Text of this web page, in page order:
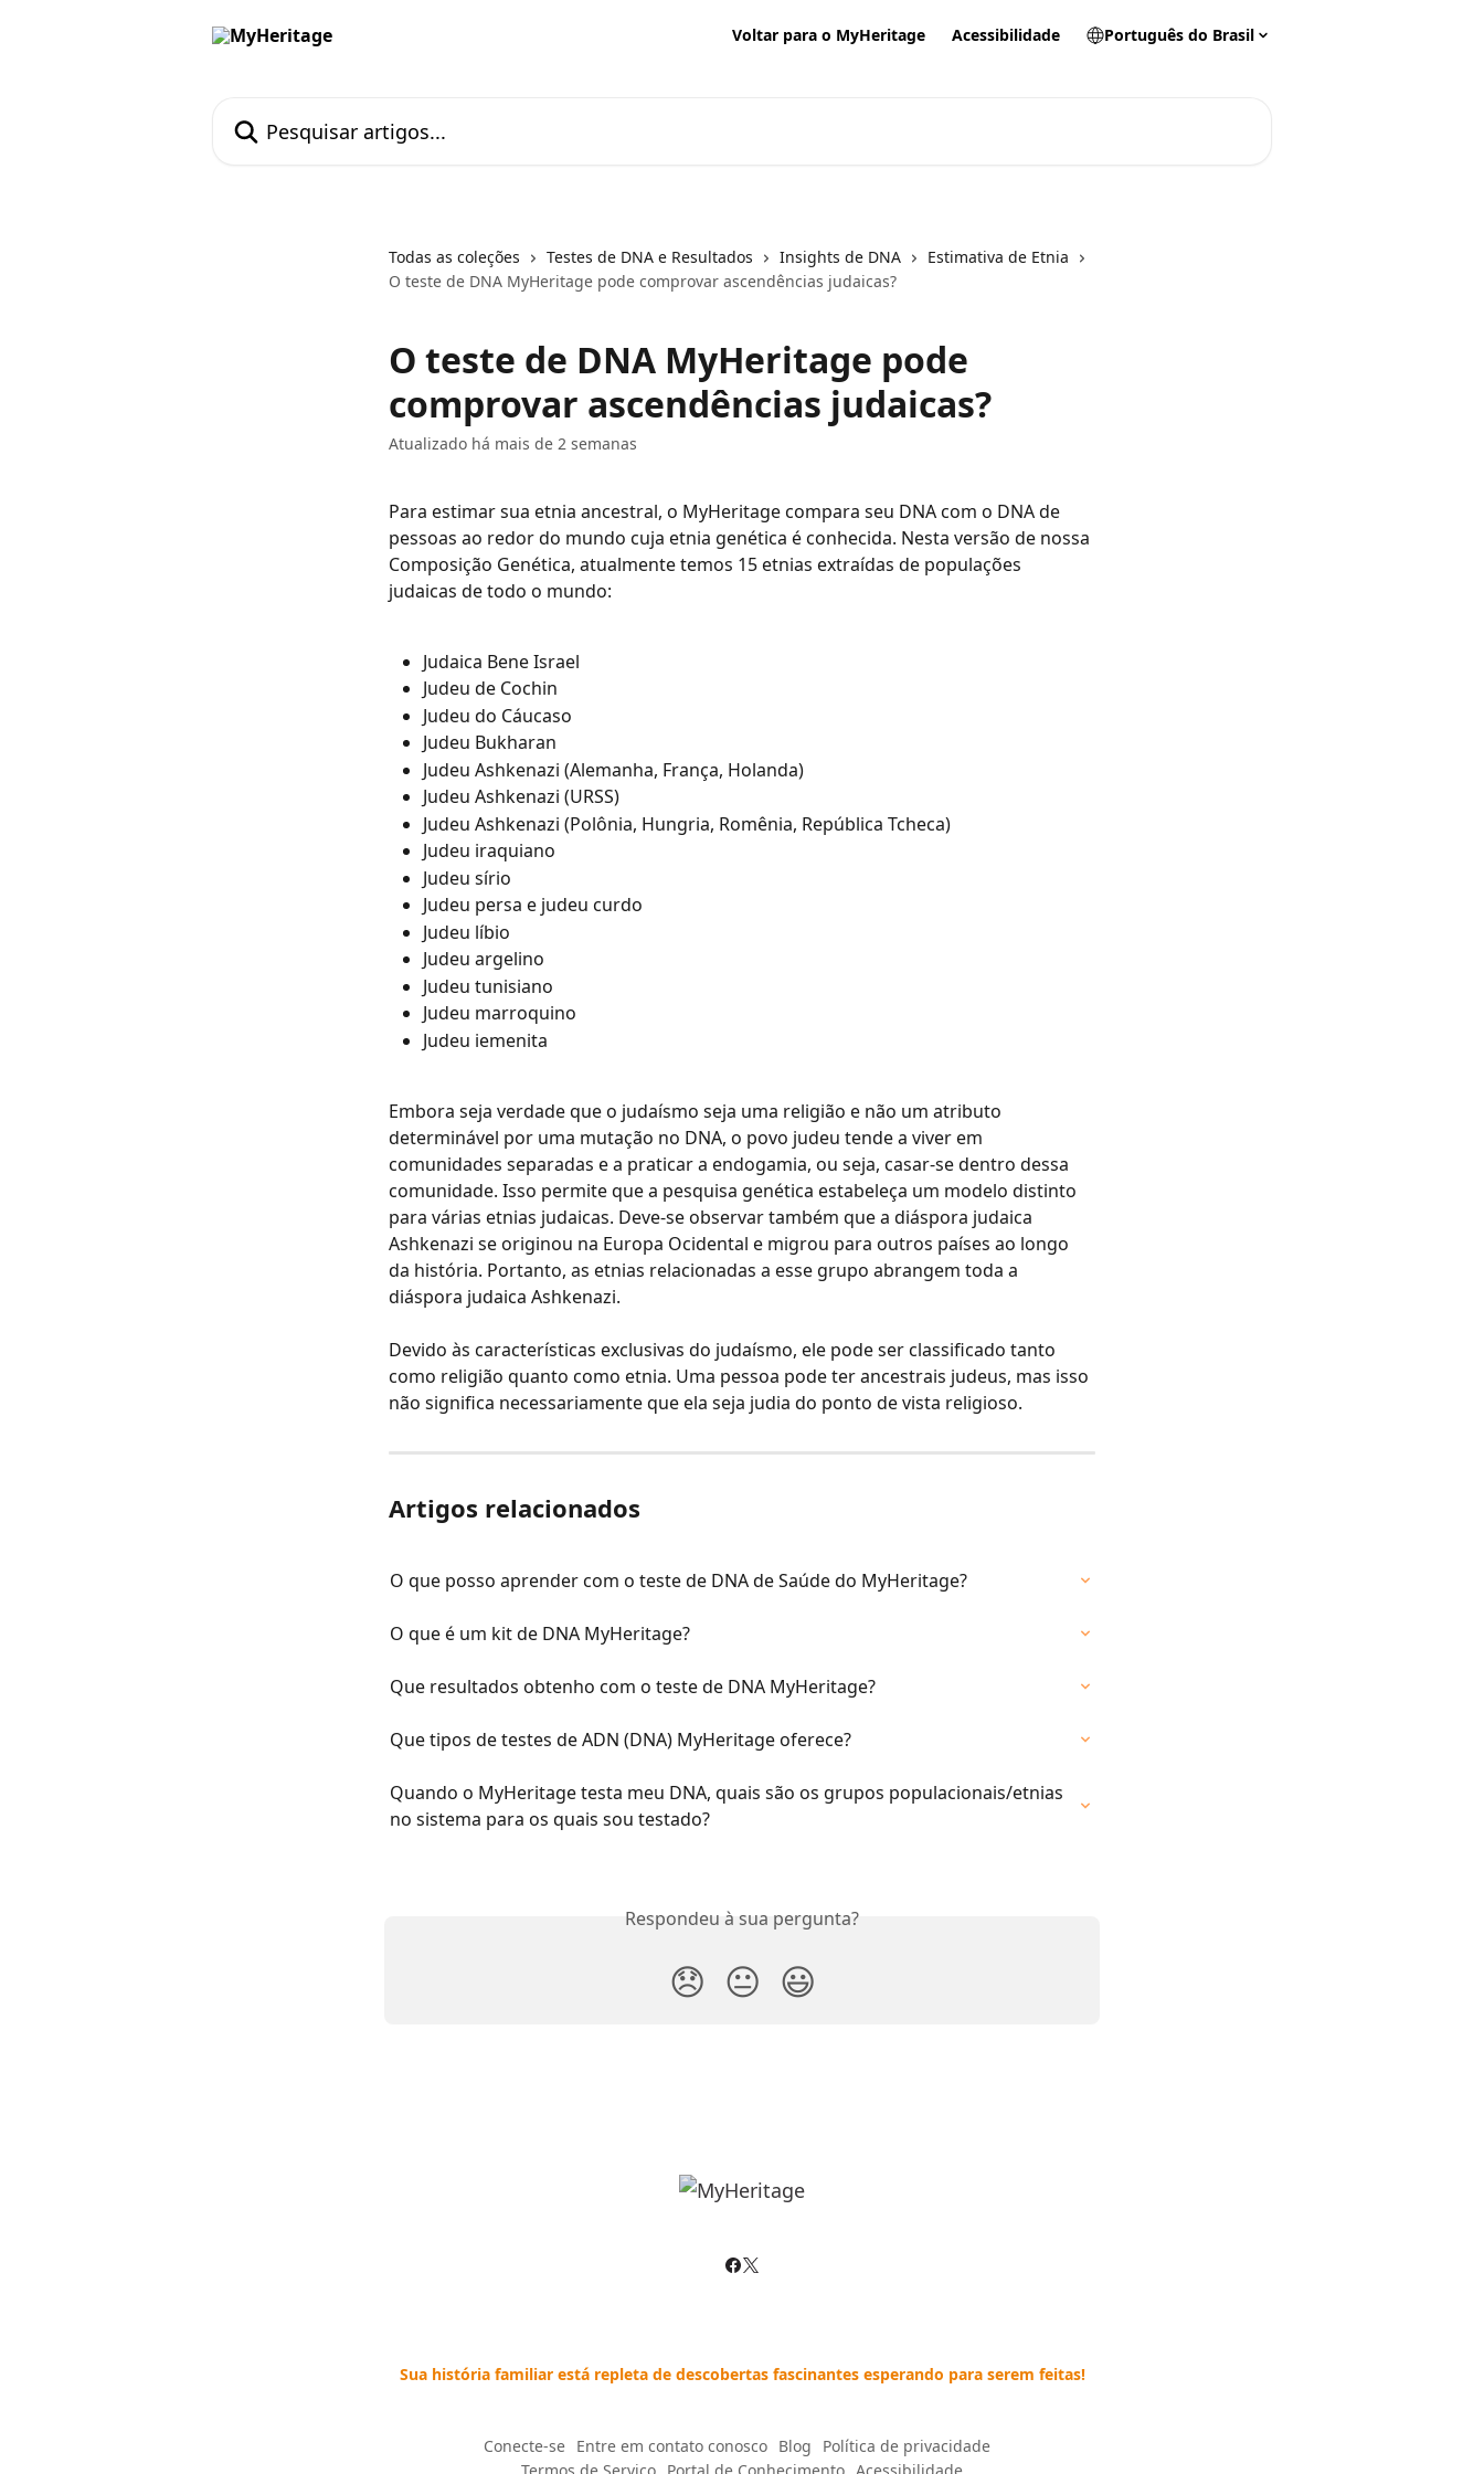
Voltar para o MyHeritage Acessibilidade Português do Brasil
Todas as coleções Testes de DNA e Resultados Insights de DNA
Estimativa de Etnia
O teste de DNA MyHeritage pode comprovar ascendências judaicas?
O teste de DNA MyHeritage pode
comprovar ascendências judaicas?
Atualizado há mais de 2 semanas
Para estimar sua etnia ancestral, o MyHeritage compara seu DNA com o DNA de
pessoas ao redor do mundo cuja etnia genética é conhecida. Nesta versão de nossa
Composição Genética, atualmente temos 15 etnias extraídas de populações
judaicas de todo o mundo:
Judaica Bene Israel
​Judeu de Cochin
Judeu do Cáucaso
​Judeu Bukharan
Judeu Ashkenazi (Alemanha, França, Holanda)
Judeu Ashkenazi (URSS)
Judeu Ashkenazi (Polônia, Hungria, Romênia, República Tcheca)
Judeu iraquiano​
Judeu sírio
​Judeu persa e judeu curdo
Judeu líbio
​Judeu argelino
Judeu tunisiano
Judeu marroquino
​Judeu iemenita
Embora seja verdade que o judaísmo seja uma religião e não um atributo
determinável por uma mutação no DNA, o povo judeu tende a viver em
comunidades separadas e a praticar a endogamia, ou seja, casar-se dentro dessa
comunidade. Isso permite que a pesquisa genética estabeleça um modelo distinto
para várias etnias judaicas. Deve-se observar também que a diáspora judaica
Ashkenazi se originou na Europa Ocidental e migrou para outros países ao longo
da história. Portanto, as etnias relacionadas a esse grupo abrangem toda a
diáspora judaica Ashkenazi.
Devido às características exclusivas do judaísmo, ele pode ser classificado tanto
como religião quanto como etnia. Uma pessoa pode ter ancestrais judeus, mas isso
não significa necessariamente que ela seja judia do ponto de vista religioso.
Artigos relacionados
O que posso aprender com o teste de DNA de Saúde do MyHeritage?
O que é um kit de DNA MyHeritage?
Que resultados obtenho com o teste de DNA MyHeritage?
Que tipos de testes de ADN (DNA) MyHeritage oferece?
Quando o MyHeritage testa meu DNA, quais são os grupos populacionais/etnias
no sistema para os quais sou testado?
Respondeu à sua pergunta?
😞 😐 😃
Sua história familiar está repleta de descobertas fascinantes esperando para serem feitas!
Conecte-se-- Entre em contato conosco-- Blog Política de privacidade--